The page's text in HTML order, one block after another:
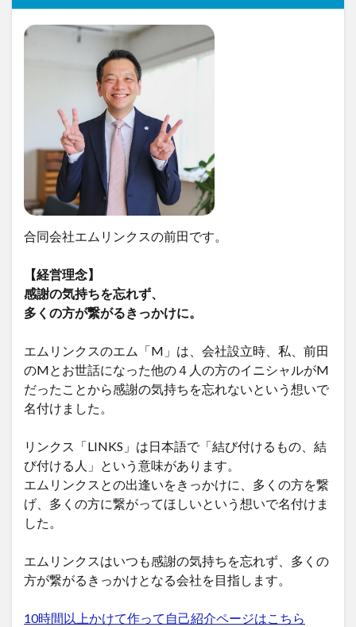
合同会社エムリンクスの前田です。
【経営理念】
感謝の気持ちを忘れず、
多くの方が繋がるきっかけに。
エムリンクスのエム「M」は、会社設立時、私、前田
のMとお世話になった他の４人の方のイニシャルがM
だったことから感謝の気持ちを忘れないという想いで
名付けました。
リンクス「LINKS」は日本語で「結び付けるもの、結
び付ける人」という意味があります。
エムリンクスとの出逢いをきっかけに、多くの方を繋
げ、多くの方に繋がってほしいという想いで名付けま
した。
エムリンクスはいつも感謝の気持ちを忘れず、多くの
方が繋がるきっかけとなる会社を目指します。
10時間以上かけて作って自己紹介ページはこちら